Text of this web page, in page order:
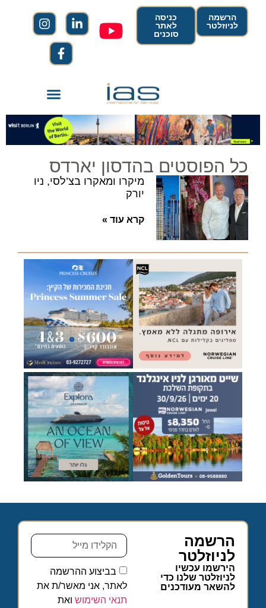
הרשמה
לניוזלטר
כניסה
לאתר
סוכנים
כל הפוסטים בהדסון יארדס
מיקרו ומאקרו בצ’לסי, ניו
יורק
קרא עוד »
הרשמה
לניוזלטר
הירשמו עכשיו
לניוזלטר שלנו כדי
להשאר מעודכנים
בביצוע ההרשמה
לאתר, אני מאשר/ת את
תנאי השימוש ואת